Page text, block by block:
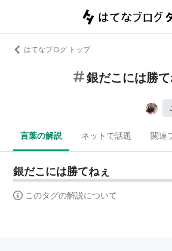
はてなブログ トップ
銀だこには勝て
言葉の解説 ネットで話題 関連
銀だこには勝てねぇ
このタグの解説について